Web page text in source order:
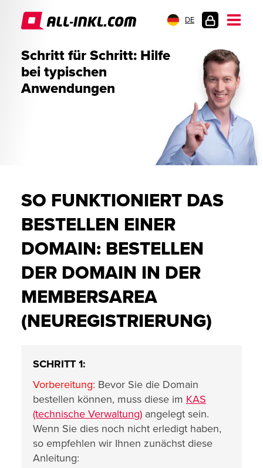
DE
Schritt für Schritt: Hilfe
bei typischen
Anwendungen
SO FUNKTIONIERT DAS
BESTELLEN EINER
DOMAIN: BESTELLEN
DER DOMAIN IN DER
MEMBERSAREA
(NEUREGISTRIERUNG)
SCHRITT 1:
Vorbereitung: Bevor Sie die Domain
bestellen können, muss diese im KAS
(technische Verwaltung) angelegt sein.
Wenn Sie dies noch nicht erledigt haben,
so empfehlen wir Ihnen zunächst diese
Anleitung: